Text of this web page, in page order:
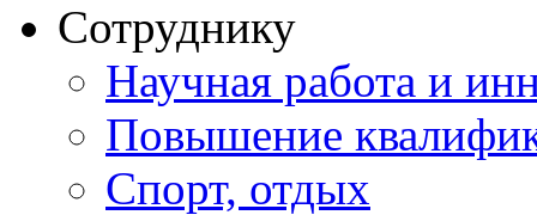
Сотруднику
Научная работа и
Повышение
Спорт, отдых